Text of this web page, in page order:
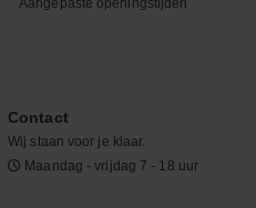
Contact
Wij staan voor je klaar.
Maandag - vrijdag 7 - 18 uur